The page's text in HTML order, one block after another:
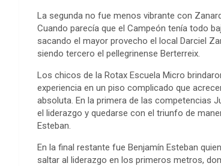
La segunda no fue menos vibrante con
Cuando parecía que el Campeón tenía todo
sacando el mayor provecho el local Darciel
siendo tercero el pellegrinense Berterreix.
Los chicos de la Rotax Escuela Micro
experiencia en un piso complicado que
absoluta. En la primera de las competencias
el liderazgo y quedarse con el triunfo de
Esteban.
En la final restante fue Benjamín Esteban
saltar al liderazgo en los primeros metros,